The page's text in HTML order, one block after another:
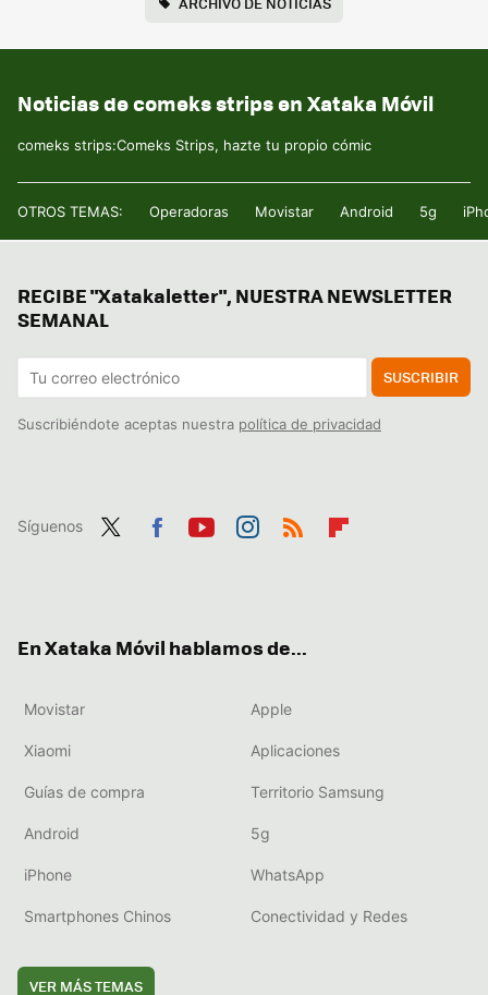
Noticias de comeks strips en Xataka Móvil
comeks strips:Comeks Strips, hazte tu propio cómic
OTROS TEMAS: Operadoras Movistar Android 5g
RECIBE "Xatakaletter", NUESTRA NEWSLETTER
SEMANAL
SUSCRIBIR
Suscribiéndote aceptas nuestra política de privacidad
Síguenos
En Xataka Móvil hablamos de...
Movistar Apple
Xiaomi Aplicaciones
Guías de compra Territorio Samsung
Android 5g
iPhone WhatsApp
Smartphones Chinos Conectividad y Redes
VER MÁS TEMAS